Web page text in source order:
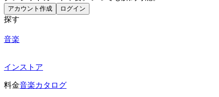
アカウント作成 ログイン
探す
音楽
インストア
料金音楽カタログ